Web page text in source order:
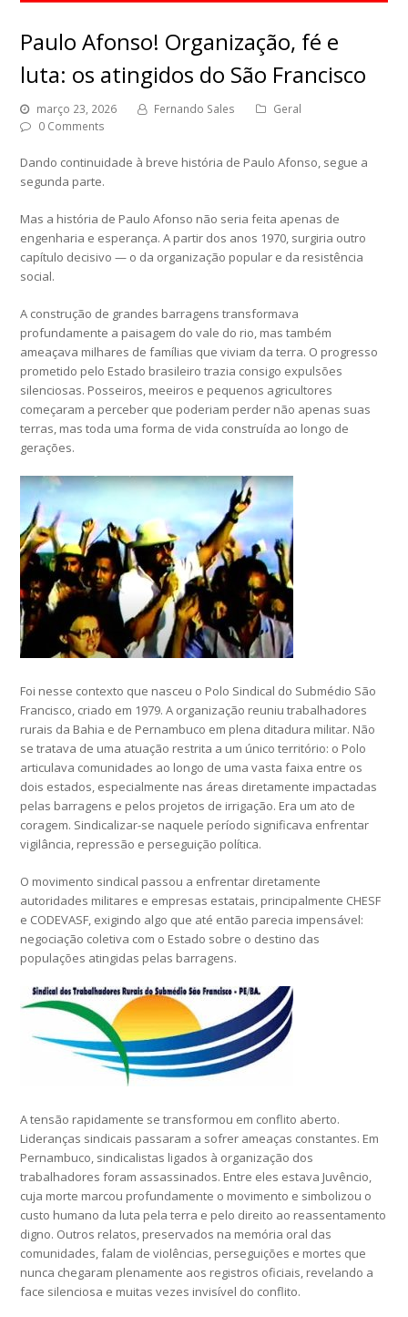
Paulo Afonso! Organização, fé e
luta: os atingidos do São Francisco
março 23, 2026 Fernando Sales
Geral
0 Comments
Dando continuidade à breve história de Paulo Afonso, segue a
segunda parte.
Mas a história de Paulo Afonso não seria feita apenas de
engenharia e esperança. A partir dos anos 1970, surgiria outro
capítulo decisivo — o da organização popular e da resistência
social.
A construção de grandes barragens transformava
profundamente a paisagem do vale do rio, mas também
ameaçava milhares de famílias que viviam da terra. O progresso
prometido pelo Estado brasileiro trazia consigo expulsões
silenciosas. Posseiros, meeiros e pequenos agricultores
começaram a perceber que poderiam perder não apenas suas
terras, mas toda uma forma de vida construída ao longo de
gerações.
Foi nesse contexto que nasceu o Polo Sindical do Submédio São
Francisco, criado em 1979. A organização reuniu trabalhadores
rurais da Bahia e de Pernambuco em plena ditadura militar. Não
se tratava de uma atuação restrita a um único território: o Polo
articulava comunidades ao longo de uma vasta faixa entre os
dois estados, especialmente nas áreas diretamente impactadas
pelas barragens e pelos projetos de irrigação. Era um ato de
coragem. Sindicalizar-se naquele período significava enfrentar
vigilância, repressão e perseguição política.
O movimento sindical passou a enfrentar diretamente
autoridades militares e empresas estatais, principalmente CHESF
e CODEVASF, exigindo algo que até então parecia impensável:
negociação coletiva com o Estado sobre o destino das
populações atingidas pelas barragens.
A tensão rapidamente se transformou em conflito aberto.
Lideranças sindicais passaram a sofrer ameaças constantes. Em
Pernambuco, sindicalistas ligados à organização dos
trabalhadores foram assassinados. Entre eles estava Juvêncio,
cuja morte marcou profundamente o movimento e simbolizou o
custo humano da luta pela terra e pelo direito ao reassentamento
digno. Outros relatos, preservados na memória oral das
comunidades, falam de violências, perseguições e mortes que
nunca chegaram plenamente aos registros oficiais, revelando a
face silenciosa e muitas vezes invisível do conflito.